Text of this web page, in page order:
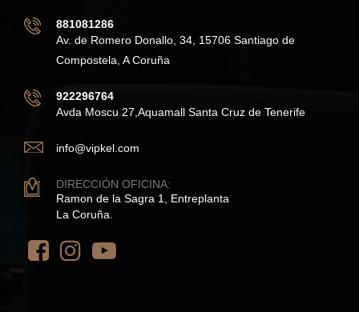
881081286
Av. de Romero Donallo, 34, 15706 Santiago de
Compostela, A Coruña
922296764
Avda Moscu 27,Aquamall Santa Cruz de Tenerife
info@vipkel.com
DIRECCIÓN OFICINA:
Ramon de la Sagra 1, Entreplanta
La Coruña.